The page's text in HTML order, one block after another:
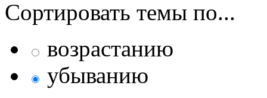
Сортировать темы по...
возрастанию
убыванию